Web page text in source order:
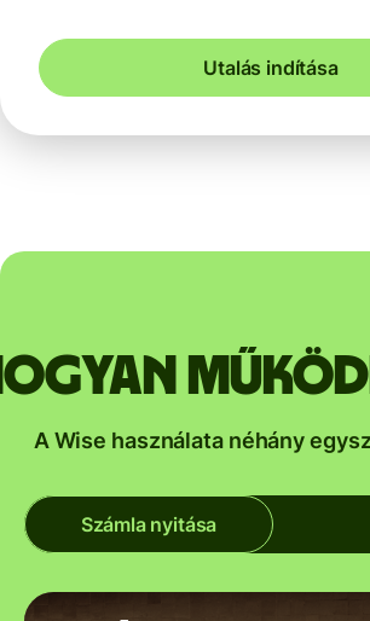
Utalás indítása
A Wise használata néhány
Számla nyitása